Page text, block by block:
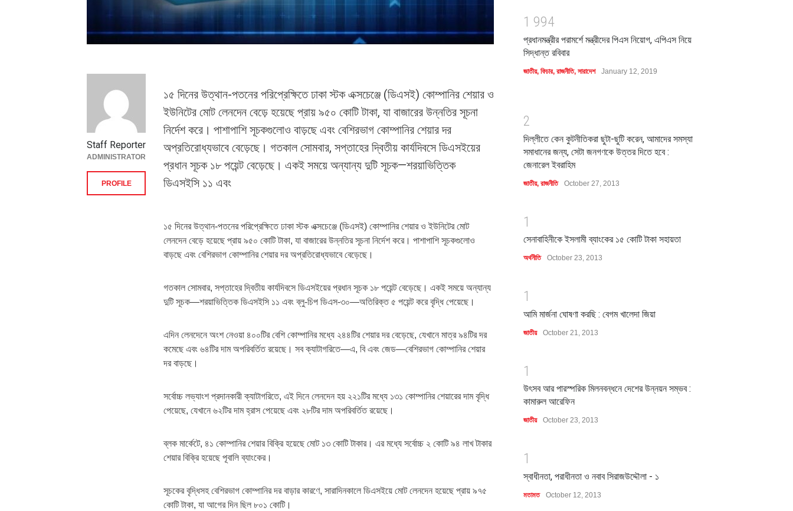
১৫ দিনের উত্থান-পতনের পরিপ্রেক্ষিতে ঢাকা স্টক এক্সচেঞ্জে (ডিএসই) কোম্পানির শেয়ার ও
ইউনিটের মোট লেনদেন বেড়ে হয়েছে প্রায় ৯৫০ কোটি টাকা, যা বাজারের উন্নতির সূচনা
নির্দেশ করে। পাশাপাশি সূচকগুলোও বাড়ছে এবং বেশিরভাগ কোম্পানির শেয়ার দর
অপ্রতিরোধ্যভাবে বেড়েছে। গতকাল সোমবার, সপ্তাহের দ্বিতীয় কার্যদিবসে ডিএসইয়ের
প্রধান সূচক ১৮ পয়েন্ট বেড়েছে। একই সময়ে অন্যান্য দুটি সূচক—শরয়াভিত্তিক
ডিএসইসি ১১ এবং
১৫ দিনের উত্থান-পতনের পরিপ্রেক্ষিতে ঢাকা স্টক এক্সচেঞ্জে (ডিএসই) কোম্পানির শেয়ার ও ইউনিটের মোট
লেনদেন বেড়ে হয়েছে প্রায় ৯৫০ কোটি টাকা, যা বাজারের উন্নতির সূচনা নির্দেশ করে। পাশাপাশি সূচকগুলোও
বাড়ছে এবং বেশিরভাগ কোম্পানির শেয়ার দর অপ্রতিরোধ্যভাবে বেড়েছে।
গতকাল সোমবার, সপ্তাহের দ্বিতীয় কার্যদিবসে ডিএসইয়ের প্রধান সূচক ১৮ পয়েন্ট বেড়েছে। একই সময়ে অন্যান্য
দুটি সূচক—শরয়াভিত্তিক ডিএসইসি ১১ এবং ব্লু-চিপ ডিএস-৩০—অতিরিক্ত ৫ পয়েন্ট করে বৃদ্ধি পেয়েছে।
এদিন লেনদেনে অংশ নেওয়া ৪০০টির বেশি কোম্পানির মধ্যে ২৪৪টির শেয়ার দর বেড়েছে, যেখানে মাত্র ৯৪টির দর
কমেছে এবং ৬৪টির দাম অপরিবর্তিত রয়েছে। সব ক্যাটাগরিতে—এ, বি এবং জেড—বেশিরভাগ কোম্পানির শেয়ার
দর বাড়ছে।
সর্বোচ্চ লভ্যাংশ প্রদানকারী ক্যাটাগরিতে, এই দিনে লেনদেন হয় ২২১টির মধ্যে ১৩১ কোম্পানির শেয়ারের দাম বৃদ্ধি
পেয়েছে, যেখানে ৬২টির দাম হ্রাস পেয়েছে এবং ২৮টির দাম অপরিবর্তিত রয়েছে।
ব্লক মার্কেটে, ৪১ কোম্পানির শেয়ার বিক্রি হয়েছে মোট ১৩ কোটি টাকার। এর মধ্যে সর্বোচ্চ ২ কোটি ৯৪ লাখ টাকার
শেয়ার বিক্রি হয়েছে পূবালি ব্যাংকের।
সূচকের বৃদ্ধিসহ বেশিরভাগ কোম্পানির দর বাড়ার কারণে, সারাদিনকালে ডিএসইয়ে মোট লেনদেন হয়েছে প্রায় ৯৭৫
কোটি টাকা, যা আগের দিন ছিল ৮০১ কোটি।
Staff Reporter
ADMINISTRATOR
PROFILE
1 994
প্রধানমন্ত্রীর পরামর্শে মন্ত্রীদের পিএস নিয়োগ, এপিএস নিয়ে
সিদ্ধান্ত রবিবার
জাতীয়, ফিচার, রাজনীতি, সারাদেশ January 12, 2019
2
দিল্লীতে কেন কুটনীতিকরা ছুটা-ছুটি করেন, আমাদের সমস্যা
সমাধানের জন্য, সেটা জনগণকে উত্তর দিতে হবে :
জেনারেল ইবরাহিম
জাতীয়, রাজনীতি October 27, 2013
1
সেনাবাহিনীকে ইসলামী ব্যাংকের ১৫ কোটি টাকা সহায়তা
অর্থনীতি October 23, 2013
1
আমি মার্জনা ঘোষণা করছি : বেগম খালেদা জিয়া
জাতীয় October 21, 2013
1
উৎসব আর পারস্পরিক মিলনবন্ধনে দেশের উন্নয়ন সম্ভব :
কামারুল আরেফিন
জাতীয় October 23, 2013
1
স্বাধীনতা, পরাধীনতা ও নবাব সিরাজউদ্দৌলা - ১
মতামত October 12, 2013